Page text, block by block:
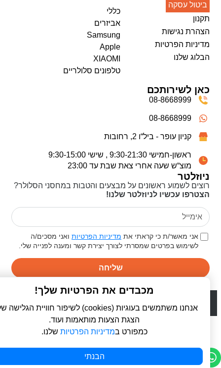
ניוזלטר
רוצים לשמוע ראשונים על מבצעים והטבות במחסני הסלולר?
הצטרפו עכשיו לניוזלטר שלנו!
אני מאשר/ת כי קראתי אתמדיניות הפרטיותואני מסכים/ה
לשימוש בפרטים שמסרתי לצורך יצירת קשר ומענה לפנייה שלי.
שליחה
ביטול עסקה
תקנון
הצהרת נגישות
מדיניות הפרטיות
הבלוג שלנו
כללי
אביזרים
Samsung
Apple
XIAOMI
טלפונים סלולריים
כאן לשירותכם
08-8668999
08-8668999
קניון עופר - ביל“ו 2, רחובות
ראשון-חמישי 9:30-21:30 , שישי 9:30-15:00
מוצ“ש שעה אחרי צאת שבת עד 23:00
WebDigital | וובדיגיטל - עיצוב ובניית אתרים
מכבדים את הפרטיות שלך!
אנחנו משתמשים בעוגיות (cookies) לשיפור חוויית הגלישה שלך,
הצגת הצעות מותאמות ועוד.
כמפורט במדיניות הפרטיותשלנו.
הבנתי